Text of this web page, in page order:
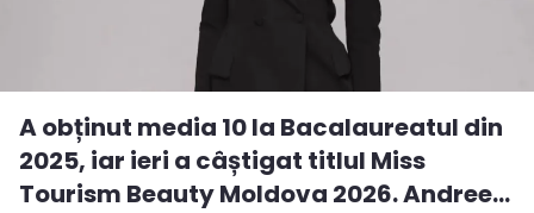
A obținut media 10 la Bacalaureatul din
2025, iar ieri a câștigat titlul Miss
Tourism Beauty Moldova 2026. Andree...